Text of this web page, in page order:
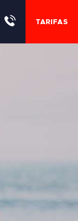
TARIFAS